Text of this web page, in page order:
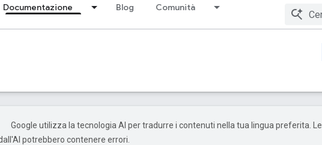
Documentazione Blog Comunità
Google utilizza la tecnologia AI per tradurre i contenuti nella tua lingua preferita. Le
potrebbero contenere errori.